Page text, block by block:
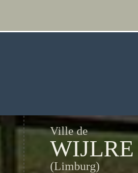
Ville de
WIJLRE
(Limburg)